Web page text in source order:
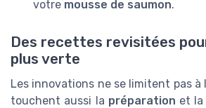
votre mousse de saumon.
Des recettes revisitées
plus verte
Les innovations ne se limitent pas à
touchent aussi la préparation et la